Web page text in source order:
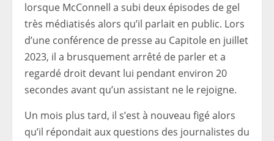
lorsque McConnell a subi deux épisodes de gel
très médiatisés alors qu’il parlait en public. Lors
d’une conférence de presse au Capitole en juillet
2023, il a brusquement arrêté de parler et a
regardé droit devant lui pendant environ 20
secondes avant qu’un assistant ne le rejoigne.
Un mois plus tard, il s’est à nouveau figé alors
qu’il répondait aux questions des journalistes du